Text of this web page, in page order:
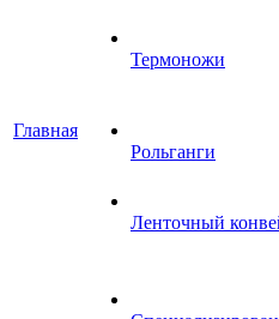
Главная
Термоножи
Рольганги
Ленточный